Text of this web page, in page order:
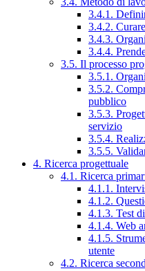
3.4.1.
3.4.2.
3.4.3.
3.4.4.
3.5. Il processo
3.5.1.
3.5.2.
pubblico
3.5.3.
servizio
3.5.4.
3.5.5.
4. Ricerca progettuale
4.1. Ricerca
4.1.1.
4.1.2.
4.1.3. Test
4.1.4. Web
4.1.5.
utente
4.2. Ricerca